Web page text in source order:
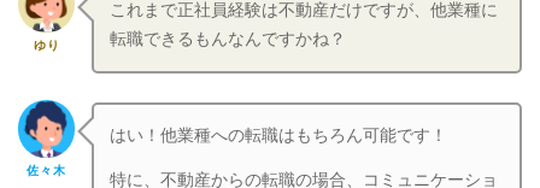
ゆり
これまで正社員経験は不動産だけですが、他業種に
転職できるもんなんですかね？
佐々木
はい！他業種への転職はもちろん可能です！
特に、不動産からの転職の場合、コミュニケーショ